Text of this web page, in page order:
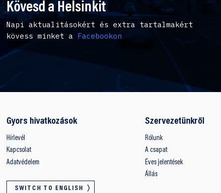
Kövesd a Helsinkit
Napi aktualitásokért és extra tartalmakért
kövess minket a Facebookon
Gyors hivatkozások
Hírlevél
Kapcsolat
Adatvédelem
SWITCH TO ENGLISH
Szervezetünkről
Rólunk
A csapat
Éves jelentések
Állás